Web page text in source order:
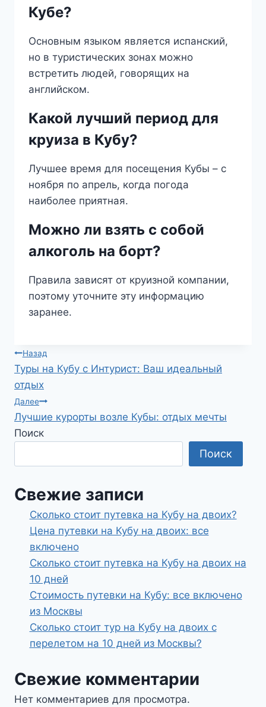
Кубе?
Основным языком является испанский,
но в туристических зонах можно
встретить людей, говорящих на
английском.
Какой лучший период для
круиза в Кубу?
Лучшее время для посещения Кубы – с
ноября по апрель, когда погода
наиболее приятная.
Можно ли взять с собой
алкоголь на борт?
Правила зависят от круизной компании,
поэтому уточните эту информацию
заранее.
Навигация
по
записям
Назад
Туры на Кубу с Интурист: Ваш идеальный
отдых
Далее
Лучшие курорты возле Кубы: отдых мечты
Поиск
Поиск
Свежие записи
Сколько стоит путевка на Кубу на двоих?
Цена путевки на Кубу на двоих: все
включено
Сколько стоит путевка на Кубу на двоих на
10 дней
Стоимость путевки на Кубу: все включено
из Москвы
Сколько стоит тур на Кубу на двоих с
перелетом на 10 дней из Москвы?
Свежие комментарии
Нет комментариев для просмотра.